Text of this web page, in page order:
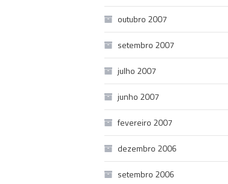
outubro 2007
setembro 2007
julho 2007
junho 2007
fevereiro 2007
dezembro 2006
setembro 2006